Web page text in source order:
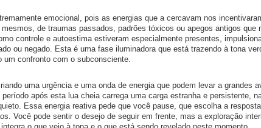
emocional, pois as energias que a cercavam nos
de traumas passados, padrões tóxicos ou apegos antigos que
controle e autoestima estiveram especialmente presentes,
ou negado. Esta é uma fase iluminadora que está trazendo à tona
confronto com o subconsciente.
uma urgência e uma onda de energia que podem levar a grandes
após esta lua cheia carrega uma carga estranha e persistente,
Essa energia reativa pede que você pause, que escolha a
Você pode sentir o desejo de seguir em frente, mas a exploração